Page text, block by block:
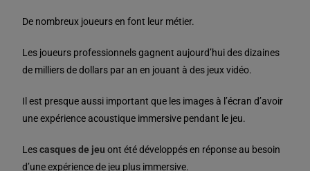
De nombreux joueurs en font leur métier.
Les joueurs professionnels gagnent aujourd’hui des dizaines
de milliers de dollars par an en jouant à des jeux vidéo.
Il est presque aussi important que les images à l’écran d’avoir
une expérience acoustique immersive pendant le jeu.
Lescasques de jeu ont été développés en réponse au besoin
d’une expérience de jeu plus immersive.